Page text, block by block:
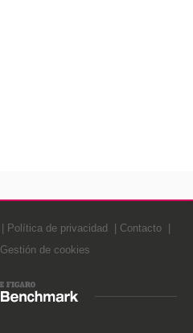
Política de privacidad
Contacto
Gestión de cookies